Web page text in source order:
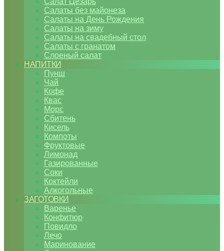
Салаты без майонеза
Салаты на День Рождения
Салаты на зиму
Салаты на свадебный стол
Салаты с гранатом
Слоеный салат
НАПИТКИ
Пунш
Чай
Кофе
Квас
Морс
Сбитень
Кисель
Компоты
Фруктовые
Лимонад
Газированные
Соки
Коктейли
Алкогольные
ЗАГОТОВКИ
Варенье
Конфитюр
Повидло
Лечо
Маринование